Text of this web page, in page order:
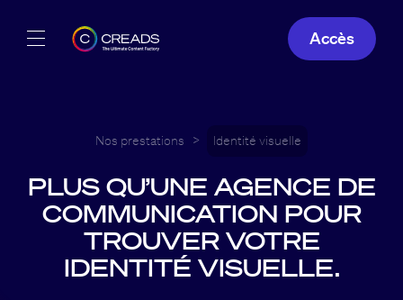
À propos
Accès
Nos prestations > Identité visuelle
PLUS QU’UNE AGENCE DE
COMMUNICATION POUR
TROUVER VOTRE
IDENTITÉ VISUELLE.